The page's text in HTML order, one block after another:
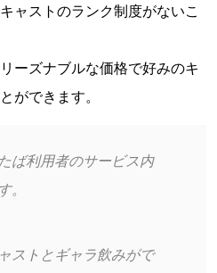
ャストのランク制度がないこ
ーズナブルな価格で好みのキ
ができます。
ば利用者のサービス内
。
ストとギャラ飲みがで